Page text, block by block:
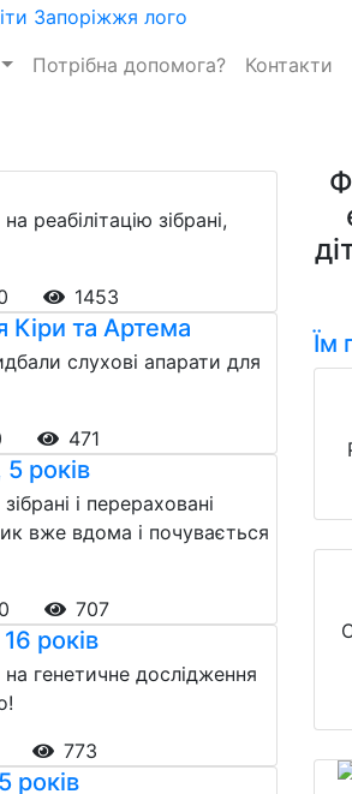
Потрібна допомога? Контакти
реабілітацію зібрані,
1453
Кіри та Артема
слухові апарати для
471
років
і перераховані
вже вдома і почувається
707
років
генетичне дослідження
773
років
Їм